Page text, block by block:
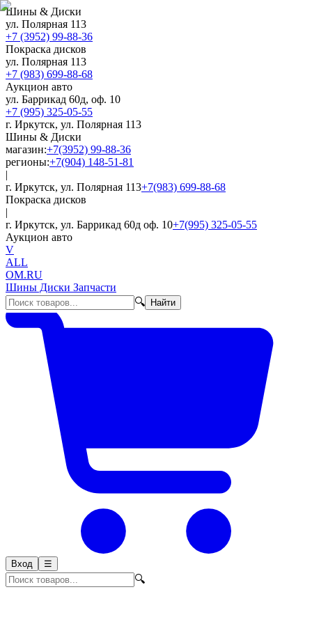
Шины & Диски
ул. Полярная 113
+7 (3952) 99-88-36
Покраска дисков
ул. Полярная 113
+7 (983) 699-88-68
Аукцион авто
ул. Баррикад 60д, оф. 10
+7 (995) 325-05-55
г. Иркутск, ул. Полярная 113
Шины & Диски
магазин:+7(3952) 99-88-36
регионы:+7(904) 148-51-81
|
г. Иркутск, ул. Полярная 113+7(983) 699-88-68
Покраска дисков
|
г. Иркутск, ул. Баррикад 60д оф. 10+7(995) 325-05-55
Аукцион авто
V
ALL
OM.RU
Шины Диски Запчасти
🔍
Найти
Вход ☰
🔍